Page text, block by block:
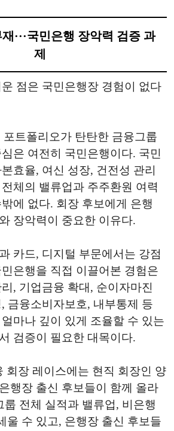
···국민은행 장악력 검증 과
제
점은 국민은행장 경험이 없다
트폴리오가 탄탄한 금융그룹
은 여전히 국민은행이다. 국민
효율, 여신 성장, 건전성 관리
체의 밸류업과 주주환원 여력
에 없다. 회장 후보에게 은행
장악력이 중요한 이유다.
카드, 디지털 부문에서는 강점
은행을 직접 이끌어본 경험은
, 기업금융 확대, 순이자마진
금융소비자보호, 내부통제 등
마나 깊이 있게 조율할 수 있는
검증이 필요한 대목이다.
회장 레이스에는 현직 회장인 양
행장 출신 후보들이 함께 올라
룹 전체 실적과 밸류업, 비은행
울 수 있고, 은행장 출신 후보들